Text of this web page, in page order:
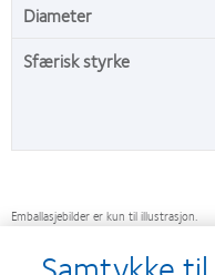
Diameter
Sfærisk styrke
Emballasjebilder er kun til illustrasjon.
* Sammenlignet med DAILIES TOTAL1